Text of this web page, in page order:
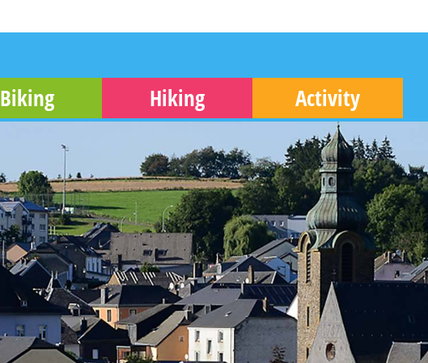
Biking Hiking Activity